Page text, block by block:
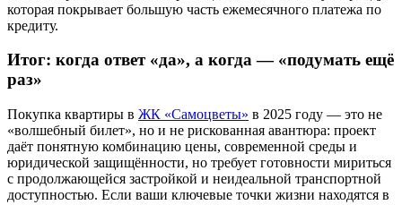
которая покрывает большую часть ежемесячного платежа по
кредиту.
Итог: когда ответ «да», а когда — «подумать ещё
раз»
Покупка квартиры в ЖК «Самоцветы» в 2025 году — это не
«волшебный билет», но и не рискованная авантюра: проект
даёт понятную комбинацию цены, современной среды и
юридической защищённости, но требует готовности мириться
с продолжающейся застройкой и неидеальной транспортной
доступностью. Если ваши ключевые точки жизни находятся в